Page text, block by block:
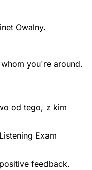
Owalny.
you're around.
od tego, z kim
Exam
feedback.